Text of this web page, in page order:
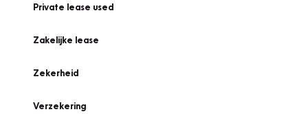
Private lease used
Zakelijke lease
Zekerheid
Verzekering